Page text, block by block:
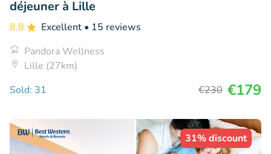
déjeuner à Lille
8.8 Excellent • 15 reviews
Pandora Wellness
Lille (27km)
Sold: 31
€230 €179
31% discount